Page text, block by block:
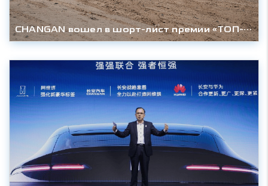
CHANGAN вошел в шорт-лист премии «ТОП-5 АВТО» 12-го сезона